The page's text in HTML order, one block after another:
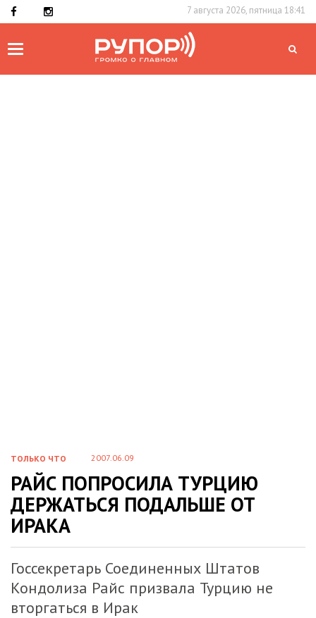
7 августа 2026, пятница 18:41
Toggle
ТОЛЬКО ЧТО 2007.06.09
РАЙС ПОПРОСИЛА ТУРЦИЮ
ДЕРЖАТЬСЯ ПОДАЛЬШЕ ОТ
ИРАКА
Госсекретарь Соединенных Штатов
Кондолиза Райс призвала Турцию не
вторгаться в Ирак